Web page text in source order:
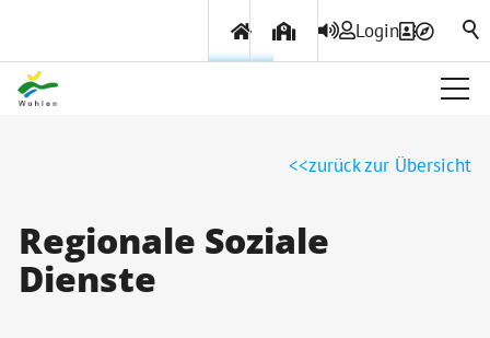
Login
Politik & Verwaltung
Themen & Services
zurück zur Übersicht
Regionale Soziale
Dienste